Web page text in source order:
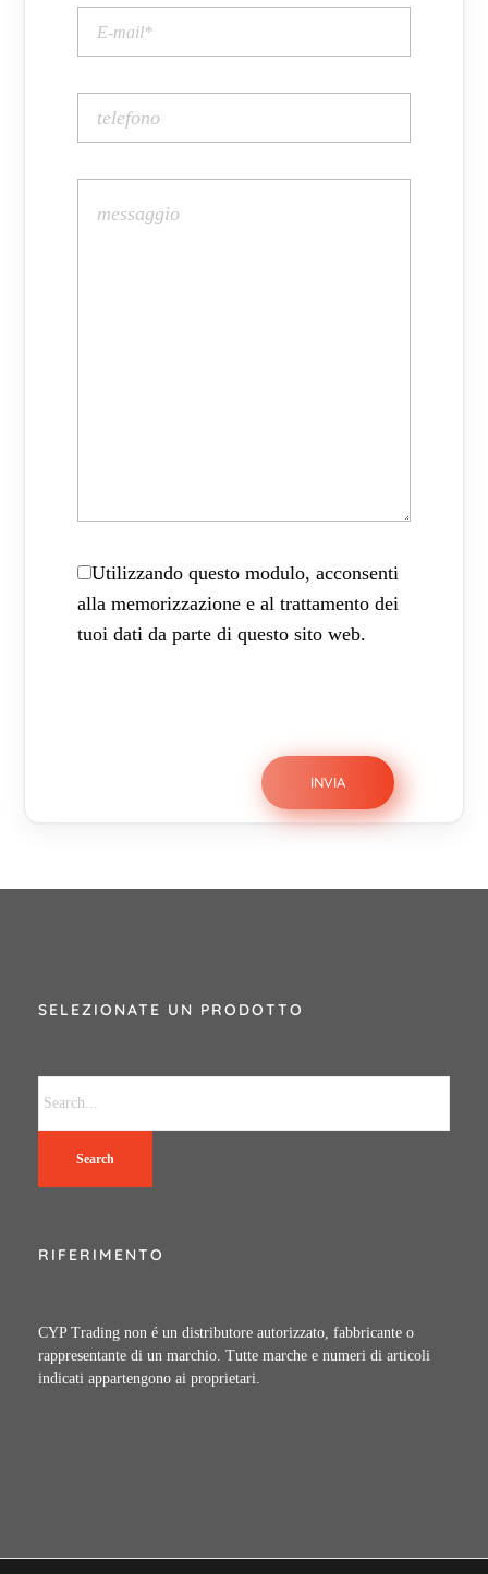
Utilizzando questo modulo, acconsenti
alla memorizzazione e al trattamento dei
tuoi dati da parte di questo sito web.
SELEZIONATE UN PRODOTTO
Search
RIFERIMENTO
CYP Trading non é un distributore autorizzato, fabbricante o
rappresentante di un marchio. Tutte marche e numeri di articoli
indicati appartengono ai proprietari.